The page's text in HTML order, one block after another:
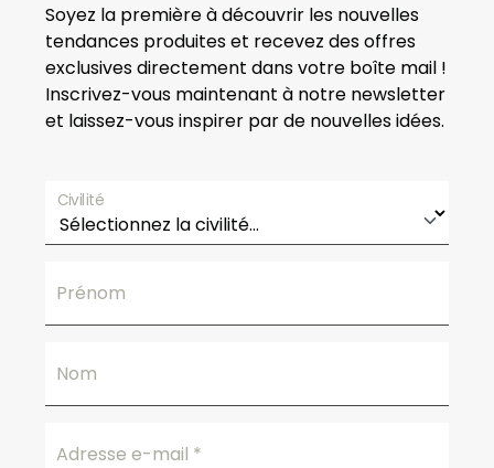
Soyez la première à découvrir les nouvelles
tendances produites et recevez des offres
exclusives directement dans votre boîte mail !
Inscrivez-vous maintenant à notre newsletter
et laissez-vous inspirer par de nouvelles idées.
Civilité
Prénom
Nom
Adresse e-mail *